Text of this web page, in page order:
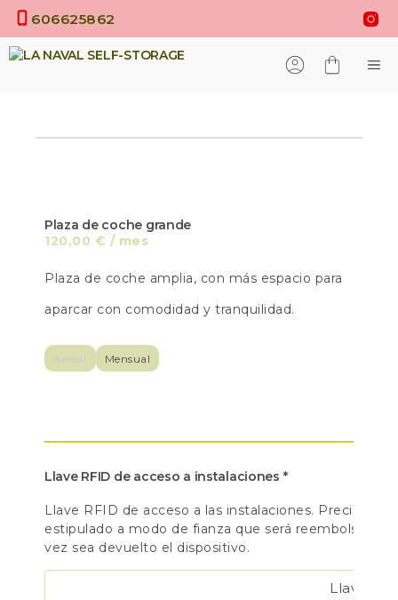
Saltar
contenido
606625862
Plaza de coche grande
120,00 € / mes
Plaza de coche amplia, con más espacio para
aparcar con comodidad y tranquilidad.
Anual Mensual
Llave RFID de acceso a instalaciones *
Llave RFID de acceso a las instalaciones. Precio
estipulado a modo de fianza que será reembolsado
vez sea devuelto el dispositivo.
Llave